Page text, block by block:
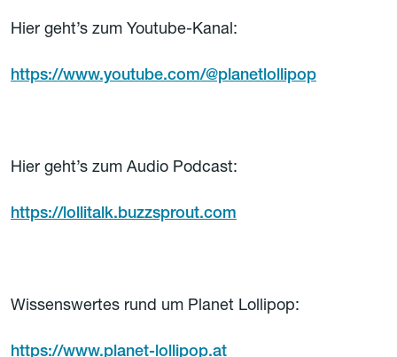
Hier geht’s zum Youtube-Kanal:
https://www.youtube.com/@planetlollipop
Hier geht’s zum Audio Podcast:
https://lollitalk.buzzsprout.com
Wissenswertes rund um Planet Lollipop:
https://www.planet-lollipop.at